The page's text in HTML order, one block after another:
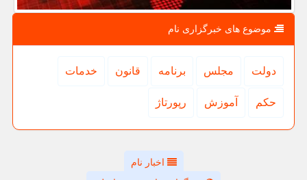
موضوع های خبرگزاری نام
دولت مجلس برنامه قانون خدمات
حكم آموزش رپورتاژ
اخبار نام